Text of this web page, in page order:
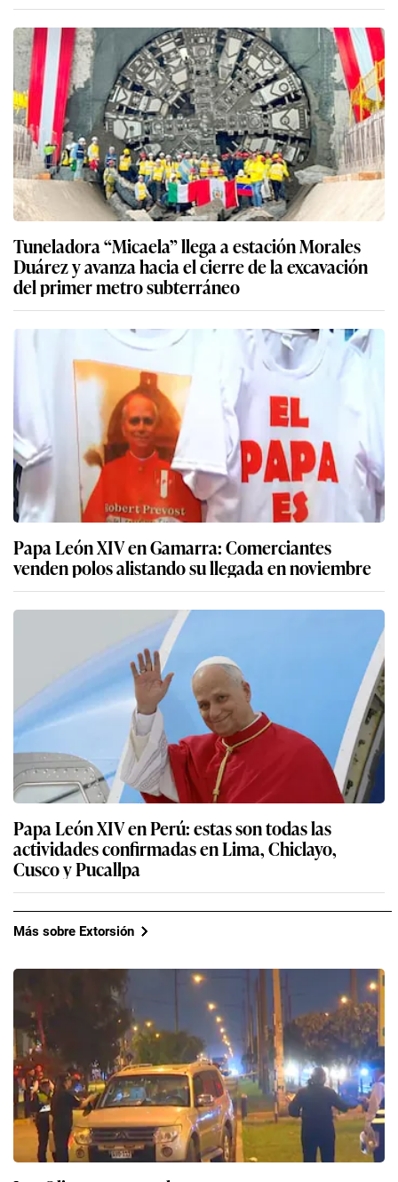
Tuneladora “Micaela” llega a estación Morales
Duárez y avanza hacia el cierre de la excavación
del primer metro subterráneo
Papa León XIV en Gamarra: Comerciantes
venden polos alistando su llegada en noviembre
Papa León XIV en Perú: estas son todas las
actividades confirmadas en Lima, Chiclayo,
Cusco y Pucallpa
Más sobre Extorsión